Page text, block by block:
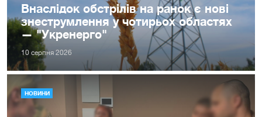
Внаслідок обстрілів на ранок є нові
знеструмлення у чотирьох областях
— "Укренерго"
10 серпня 2026
НОВИНИ